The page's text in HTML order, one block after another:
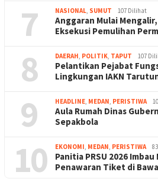
7 NASIONAL SUMUT 107 Dilihat
Anggaran Mulai Mengalir,
Eksekusi Pemulihan
8 DAERAH POLITIK TAPUT 107
Pelantikan Pejabat
Lingkungan IAKN
9 HEADLINE MEDAN PERISTIWA
Aula Rumah Dinas
Sepakbola
10 EKONOMI MEDAN PERISTIWA
Panitia PRSU 2026
Penawaran Tiket di